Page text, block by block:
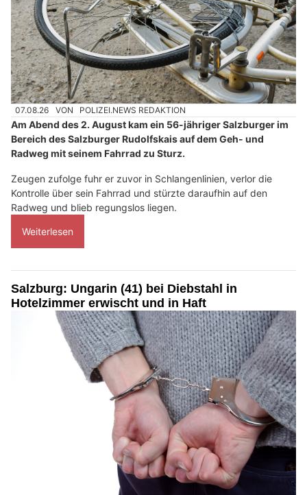
07.08.26 VON POLIZEI.NEWS REDAKTION
Am Abend des 2. August kam ein 56-jähriger Salzburger im
Bereich des Salzburger Rudolfskais auf dem Geh- und
Radweg mit seinem Fahrrad zu Sturz.
Zeugen zufolge fuhr er zuvor in Schlangenlinien, verlor die
Kontrolle über sein Fahrrad und stürzte daraufhin auf den
Radweg und blieb regungslos liegen.
Weiterlesen
Salzburg: Ungarin (41) bei Diebstahl in
Hotelzimmer erwischt und in Haft